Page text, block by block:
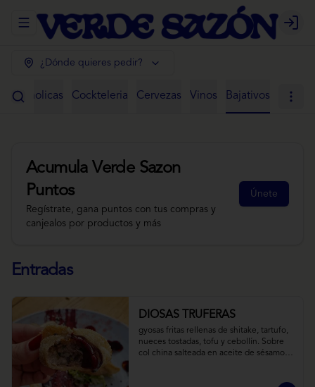
Abrir menu de navegación Login
¿Dónde quieres pedir?
Alcoholicas Cockteleria Cervezas Vinos Bajativos
Acumula Verde Sazon
Puntos
Regístrate, gana puntos con tus compras y
canjealos por productos y más
Únete
Entradas
DIOSAS TRUFERAS
gyosas fritas rellenas de shitake, tartufo,
nueces tostadas, tofu y cebollín. Sobre
col china salteada en aceite de sésamo,